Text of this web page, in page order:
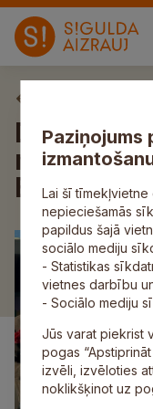
Divi
notikumi
Paziņojums
Lai šī
nepieciešamās
papildus šajā
sociālo mediju
- Statistikas
vietnes darbību
- Sociālo mediju
Jūs varat piekrist
pogas
izvēli, izvēloties
noklikšķinot uz